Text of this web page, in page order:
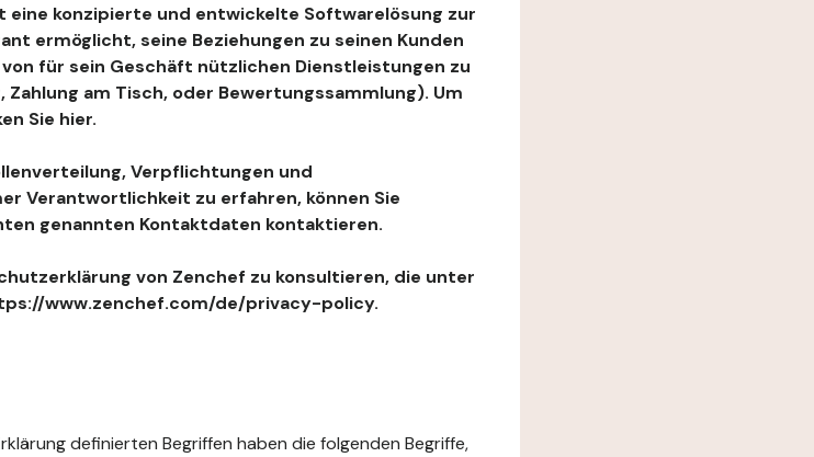
konzipierte und entwickelte Softwarelösung zur
ermöglicht, seine Beziehungen zu seinen Kunden
für sein Geschäft nützlichen Dienstleistungen zu
am Tisch, oder Bewertungssammlung). Um
Sie hier.
Verpflichtungen und
Verantwortlichkeit zu erfahren, können Sie
genannten Kontaktdaten kontaktieren.
von Zenchef zu konsultieren, die unter
www.zenchef.com/de/privacy-policy.
definierten Begriffen haben die folgenden Begriffe,